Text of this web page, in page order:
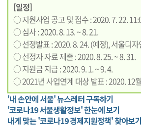
[일정]
○ 지원사업 공고 및 접수 : 2020. 7. 22.
○ 심사 : 2020. 8. 13. ~ 8. 21.
○ 선정발표 : 2020. 8. 24. (예정), 서울디
○ 선정자 자료 제출 : 2020. 8. 25. ~ 8. 31.
○ 지원금 지급 : 2020. 9. 1. ~ 9. 4.
○ 2021년 사업연계 대상 발표 : 2020. 12
'내 손안에 서울' 뉴스레터 구독하기
'코로나19 서울생활정보' 한눈에 보기
내게 맞는 '코로나19 경제지원정책' 찾아보기